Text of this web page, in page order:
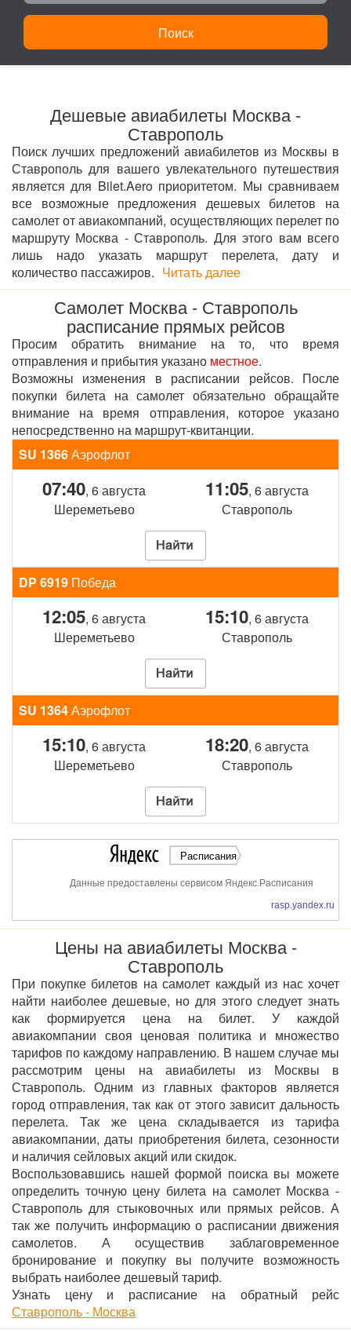
Поиск
Дешевые авиабилеты Москва -
Ставрополь
Поиск лучших предложений авиабилетов из Москвы в
Ставрополь для вашего увлекательного путешествия
является для Bilet.Aero приоритетом. Мы сравниваем
все возможные предложения дешевых билетов на
самолет от авиакомпаний, осуществляющих перелет по
маршруту Москва - Ставрополь. Для этого вам всего
лишь надо указать маршрут перелета, дату и
количество пассажиров. Читать далее
Самолет Москва - Ставрополь
расписание прямых рейсов
Просим обратить внимание на то, что время
отправления и прибытия указано местное.
Возможны изменения в расписании рейсов. После
покупки билета на самолет обязательно обращайте
внимание на время отправления, которое указано
непосредственно на маршрут-квитанции.
SU 1366Аэрофлот
07:40, 6 августа
Шереметьево
11:05, 6 августа
Ставрополь
DP 6919 Победа
12:05, 6 августа
Шереметьево
15:10, 6 августа
Ставрополь
SU 1364Аэрофлот
15:10, 6 августа
Шереметьево
18:20, 6 августа
Ставрополь
Расписания
Данные предоставлены сервисом Яндекс.Расписания
rasp.yandex.ru
Цены на авиабилеты Москва -
Ставрополь
При покупке билетов на самолет каждый из нас хочет
найти наиболее дешевые, но для этого следует знать
как формируется цена на билет. У каждой
авиакомпании своя ценовая политика и множество
тарифов по каждому направлению. В нашем случае мы
рассмотрим цены на авиабилеты из Москвы в
Ставрополь. Одним из главных факторов является
город отправления, так как от этого зависит дальность
перелета. Так же цена складывается из тарифа
авиакомпании, даты приобретения билета, сезонности
и наличия сейловых акций или скидок.
Воспользовавшись нашей формой поиска вы можете
определить точную цену билета на самолет Москва -
Ставрополь для стыковочных или прямых рейсов. А
так же получить информацию о расписании движения
самолетов. А осуществив заблаговременное
бронирование и покупку вы получите возможность
выбрать наиболее дешевый тариф.
Узнать цену и расписание на обратный рейс
Ставрополь - Москва